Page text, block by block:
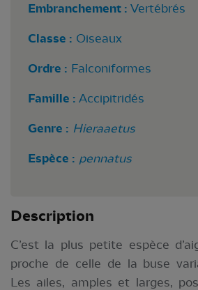
Embranchement : Vertébrés
Classe : Oiseaux
Ordre : Falconiformes
Famille : Accipitridés
Genre : Hieraaetus
Espèce : pennatus
Description
C’est la plus petite espèce
proche de celle de la buse
Les ailes, amples et larges,